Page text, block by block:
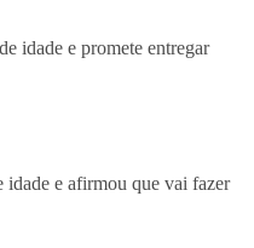
idade e promete entregar